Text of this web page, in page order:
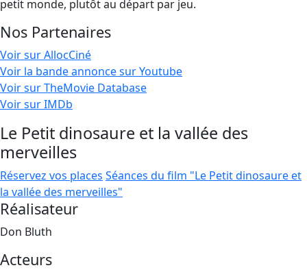
petit monde, plutôt au départ par jeu.
Nos Partenaires
Voir sur AllocCiné
Voir la bande annonce sur Youtube
Voir sur TheMovie Database
Voir sur IMDb
Le Petit dinosaure et la vallée des
merveilles
Réservez vos places Séances du film "Le Petit dinosaure et
la vallée des merveilles"
Réalisateur
Don Bluth
Acteurs